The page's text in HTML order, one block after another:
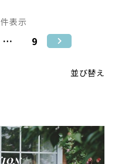
並び替え
件表示
… 9